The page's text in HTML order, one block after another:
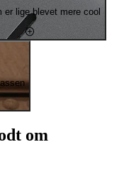
er lige blevet mere cool
om